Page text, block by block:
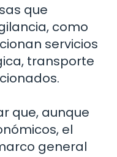
que
como
servicios
transporte
que, aunque
el
general